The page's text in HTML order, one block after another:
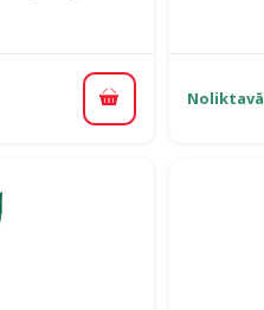
Pievienot grozam
Noliktavā